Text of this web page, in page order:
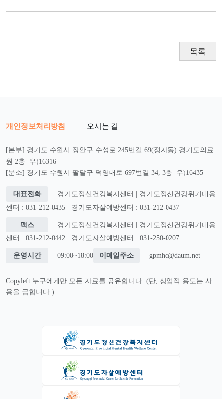
목록
개인정보처리방침 | 오시는 길
[본부] 경기도 수원시 장안구 수성로 245번길 69(정자동) 경기도의료
원 2층 우)16316
[분소] 경기도 수원시 팔달구 덕영대로 697번길 34, 3층 우)16435
대표전화
경기도정신건강복지센터 | 경기도정신건강위기대응
센터 : 031-212-0435
경기도자살예방센터 : 031-212-0437
팩스
경기도정신건강복지센터 | 경기도정신건강위기대응
센터 : 031-212-0442
경기도자살예방센터 : 031-250-0207
운영시간 09:00~18:00 이메일주소 gpmhc@daum.net
Copyleft 누구에게만 모든 자료를 공유합니다. (단, 상업적 용도는 사
용을 금합니다.)